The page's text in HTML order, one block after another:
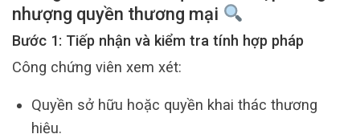
nhượng quyền thương mại
Bước 1: Tiếp nhận và kiểm tra tính hợp pháp
Công chứng viên xem xét:
Quyền sở hữu hoặc quyền khai thác thương
hiệu.